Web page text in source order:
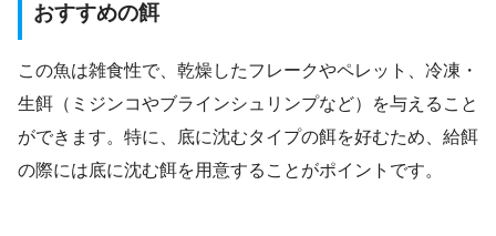
おすすめの餌
この魚は雑食性で、乾燥したフレークやペレット、冷凍・
生餌（ミジンコやブラインシュリンプなど）を与えること
ができます。特に、底に沈むタイプの餌を好むため、給餌
の際には底に沈む餌を用意することがポイントです。